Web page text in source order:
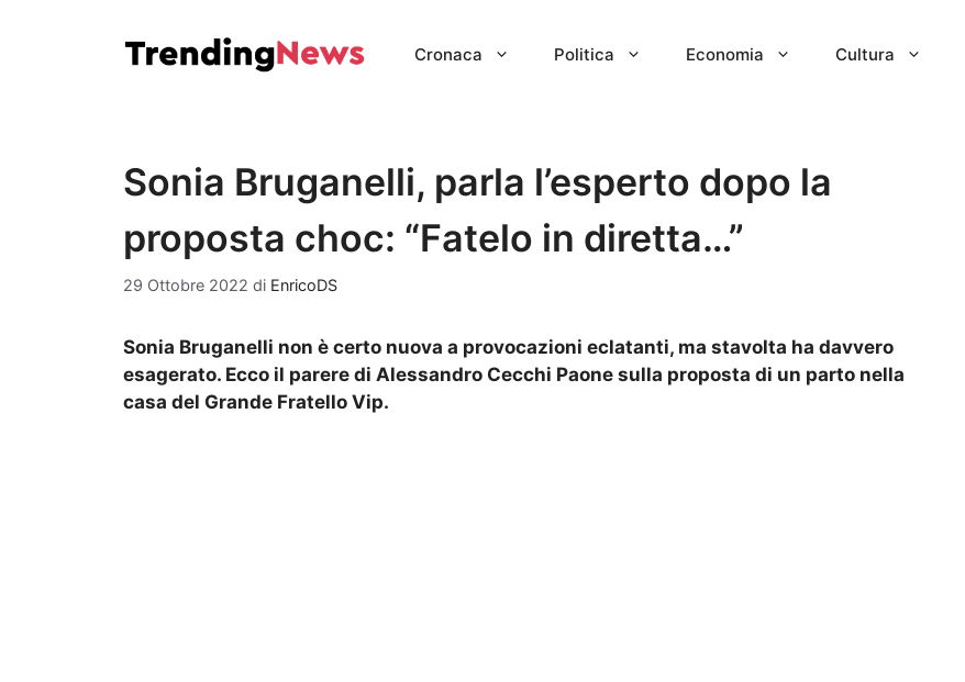
Cronaca Politica Economia Cultura
Sonia Bruganelli, parla l’esperto dopo la
proposta choc: “Fatelo in diretta…”
29 Ottobre 2022 di EnricoDS
Sonia Bruganelli non è certo nuova a provocazioni eclatanti, ma stavolta ha davvero
esagerato. Ecco il parere di Alessandro Cecchi Paone sulla proposta di un parto nella
casa del Grande Fratello Vip.